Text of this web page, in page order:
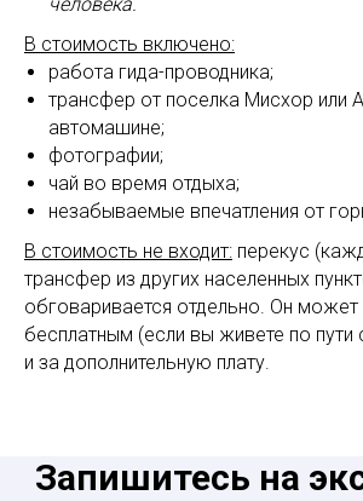
человека.
В стоимость включено:
работа гида-проводника;
трансфер от поселка Мисхор или
автомашине;
фотографии;
чай во время отдыха;
незабываемые впечатления от
В стоимость не входит: перекус
трансфер из других населенных
обговаривается отдельно. Он может
бесплатным (если вы живете по пути
и за дополнительную плату.
Запишитесь на